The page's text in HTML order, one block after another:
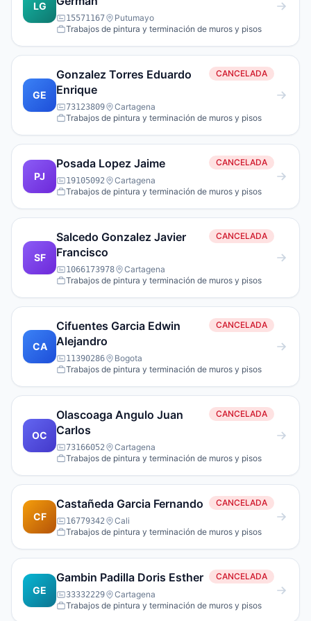
LG
15571167
Putumayo
Trabajos de pintura y terminación de muros y pisos
GE
Gonzalez Torres Eduardo
Enrique
CANCELADA
73123809
Cartagena
Trabajos de pintura y terminación de muros y pisos
PJ
Posada Lopez Jaime CANCELADA
19105092
Cartagena
Trabajos de pintura y terminación de muros y pisos
SF
Salcedo Gonzalez Javier
Francisco
CANCELADA
1066173978
Cartagena
Trabajos de pintura y terminación de muros y pisos
CA
Cifuentes Garcia Edwin
Alejandro
CANCELADA
11390286
Bogota
Trabajos de pintura y terminación de muros y pisos
OC
Olascoaga Angulo Juan
Carlos
CANCELADA
73166052
Cartagena
Trabajos de pintura y terminación de muros y pisos
CF
Castañeda Garcia Fernando CANCELADA
16779342
Cali
Trabajos de pintura y terminación de muros y pisos
GE
Gambin Padilla Doris Esther CANCELADA
33332229
Cartagena
Trabajos de pintura y terminación de muros y pisos